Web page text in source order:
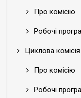
Про комісію
Робочі
Циклова
Про комісію
Робочі